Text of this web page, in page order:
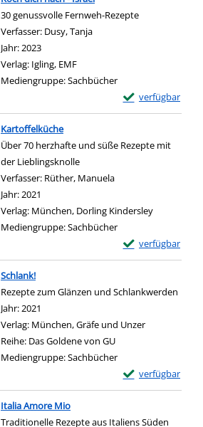
30 genussvolle Fernweh-Rezepte
Verfasser: Dusy, Tanja
Jahr:2023
Verlag: Igling, EMF
Mediengruppe:Sachbücher
verfügbar
Exemplar-Details
Zum Download
Kartoffelküche
Über 70 herzhafte und süße Rezepte mit
der Lieblingsknolle
Verfasser: Rüther, Manuela
Jahr:2021
Verlag: München, Dorling Kindersley
Mediengruppe:Sachbücher
verfügbar
Exemplar-
Zum Download
Schlank!
Rezepte zum Glänzen und Schlankwerden
Suche nach diesem Verfasser
Jahr:2021
Verlag: München, Gräfe und Unzer
Reihe: Das Goldene von GU
Mediengruppe:Sachbücher
verfügbar
Exemplar-Details
Zum Download
Italia Amore Mio
Traditionelle Rezepte aus Italiens Süden